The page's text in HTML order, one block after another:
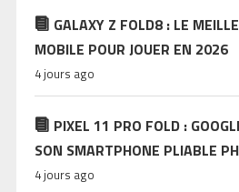
GALAXY Z FOLD8 : LE
MOBILE POUR JOUER EN 2026
4 jours ago
PIXEL 11 PRO FOLD :
SON SMARTPHONE PLIABLE
4 jours ago